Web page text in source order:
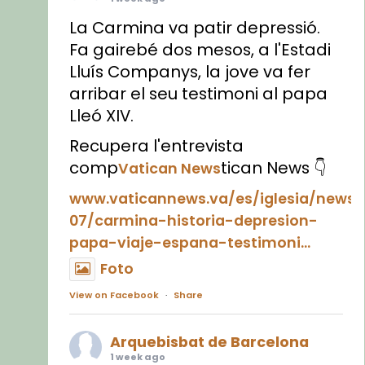
La Carmina va patir depressió.
Fa gairebé dos mesos, a l'Estadi
Lluís Companys, la jove va fer
arribar el seu testimoni al papa
Lleó XIV.
Recupera l'entrevista
compVatican Newstican News 👇
www.vaticannews.va/es/iglesia/news/
07/carmina-historia-depresion-
papa-viaje-espana-testimoni...
Foto
View on Facebook · Share
Arquebisbat de Barcelona
1 week ago